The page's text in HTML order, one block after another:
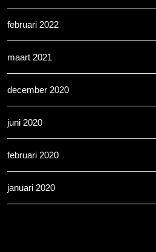
februari 2022
maart 2021
december 2020
juni 2020
februari 2020
januari 2020